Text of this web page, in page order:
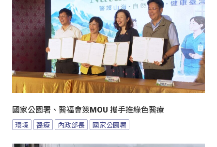
國家公園署、醫福會簽MOU 攜手推綠色醫療
環境 醫療 內政部長 國家公園署